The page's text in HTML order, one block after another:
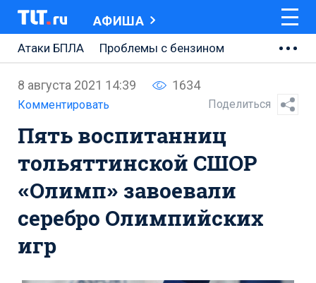
АФИША
Атаки БПЛА
Проблемы с бензином
Ремонт Центральной площади
Ремонт Обводного шоссе
Набережная Тольятти
Неделя Тольятти
8 августа 2021 14:39 1634
Комментировать Поделиться
Пять воспитанниц
тольяттинской СШОР
«Олимп» завоевали
серебро Олимпийских
игр